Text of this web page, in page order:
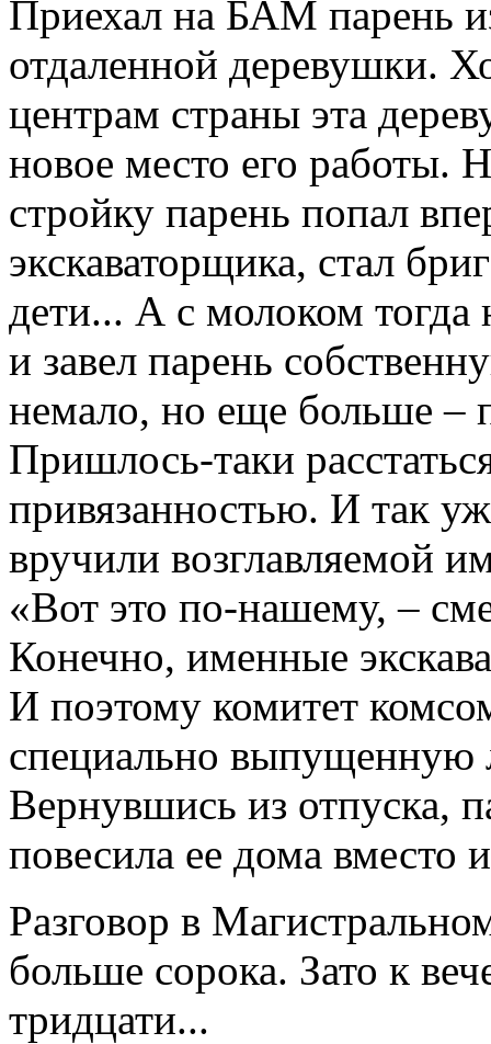
Приехал на БАМ парень
отдаленной деревушки.
центрам страны эта
новое место его работы.
стройку парень попал
экскаваторщика, стал
дети... А с молоком
и завел парень
немало, но еще больше –
Пришлось-таки
привязанностью. И так
вручили возглавляемой
«Вот это по-нашему, –
Конечно, именные
И поэтому комитет
специально выпущенную
Вернувшись из отпуска,
повесила ее дома вместо
Разговор в
больше сорока. Зато к
тридцати...